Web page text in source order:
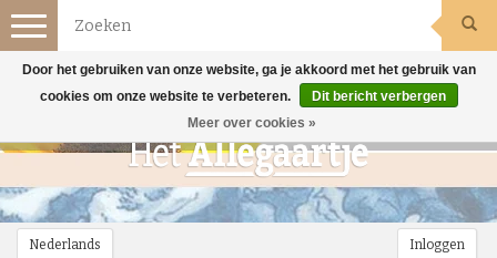
Nederlands Inloggen
Toggle
navigation
Door het gebruiken van onze website, ga je akkoord met het gebruik van
cookies om onze website te verbeteren.
Dit bericht verbergen
Meer over cookies »